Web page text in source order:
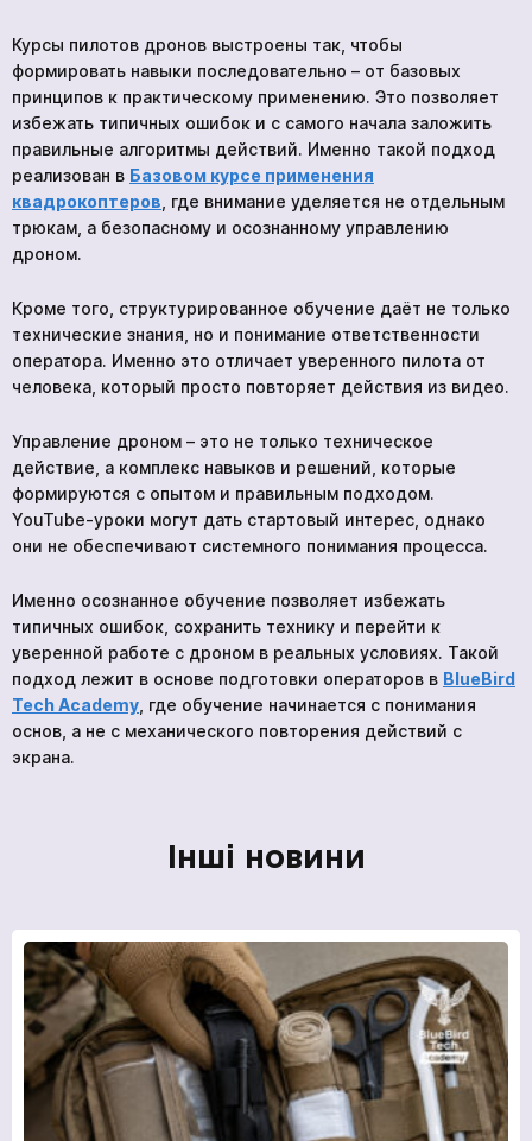
Курсы пилотов дронов выстроены так, чтобы
формировать навыки последовательно – от базовых
принципов к практическому применению. Это позволяет
избежать типичных ошибок и с самого начала заложить
правильные алгоритмы действий. Именно такой подход
реализован в Базовом курсе применения
квадрокоптеров , где внимание уделяется не отдельным
трюкам, а безопасному и осознанному управлению
дроном.
Кроме того, структурированное обучение даёт не только
технические знания, но и понимание ответственности
оператора. Именно это отличает уверенного пилота от
человека, который просто повторяет действия из видео.
Управление дроном – это не только техническое
действие, а комплекс навыков и решений, которые
формируются с опытом и правильным подходом.
YouTube-уроки могут дать стартовый интерес, однако
они не обеспечивают системного понимания процесса.
Именно осознанное обучение позволяет избежать
типичных ошибок, сохранить технику и перейти к
уверенной работе с дроном в реальных условиях. Такой
подход лежит в основе подготовки операторов в BlueBird
Tech Academy , где обучение начинается с понимания
основ, а не с механического повторения действий с
экрана.
Інші новини
*
Курс «Stop the Bleed Advanced»
Отправить
Ваша заявка принята
Ожидайте звонка. С вами свяжутся наши
специалисты!
Продолжить просмотр